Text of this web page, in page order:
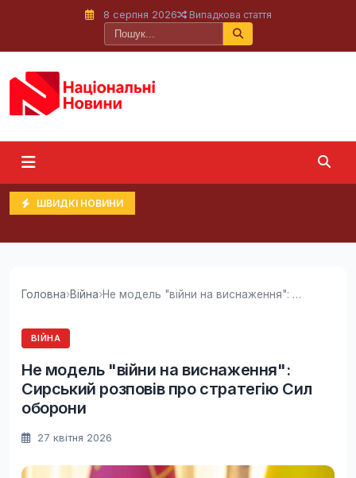
8 серпня 2026 Випадкова стаття
ШВИДКІ НОВИНИ
Головна›Війна› Не модель "війни на виснаження": Сирський...
ВІЙНА
Не модель "війни на виснаження":
Сирський розповів про стратегію Сил
оборони
27 квітня 2026